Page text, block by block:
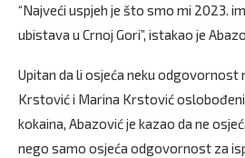
“Najveći uspjeh je što smo mi 2023.
ubistava u Crnoj Gori”, istakao je
Upitan da li osjeća neku odgovornost
Krstović i Marina Krstović
kokaina, Abazović je kazao da ne
nego samo osjeća odgovornost za